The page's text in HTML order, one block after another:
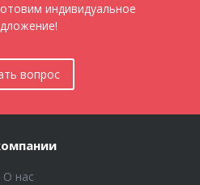
индивидуальное
вопрос
О нас